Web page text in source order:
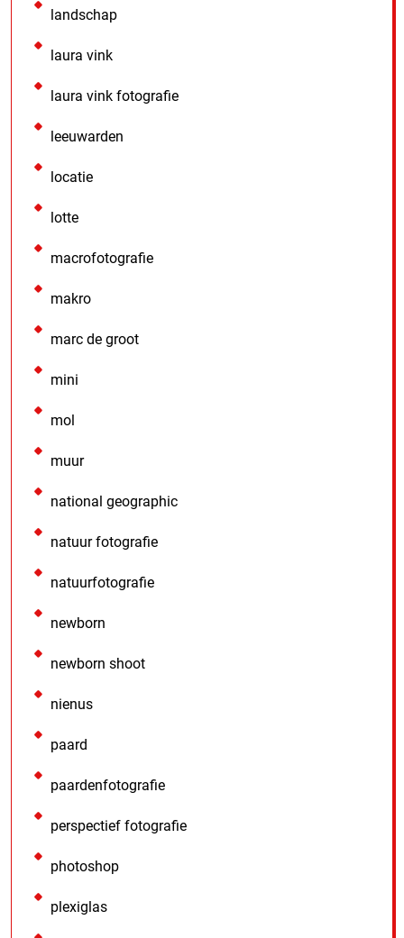
landschap
laura vink
laura vink fotografie
leeuwarden
locatie
lotte
macrofotografie
makro
marc de groot
mini
mol
muur
national geographic
natuur fotografie
natuurfotografie
newborn
newborn shoot
nienus
paard
paardenfotografie
perspectief fotografie
photoshop
plexiglas